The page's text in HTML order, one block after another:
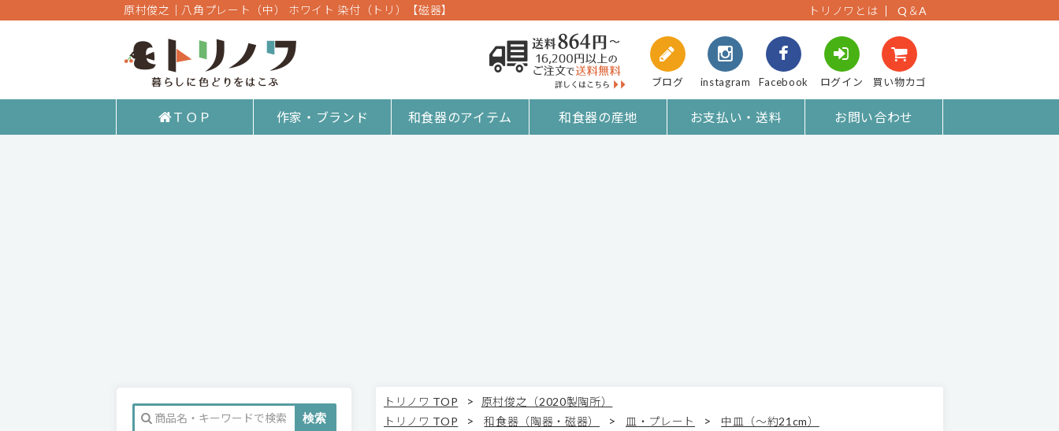
原村俊之│八角プレート（中） ホワイト 染付（トリ）【磁器】 トリノワとは Q＆A
ブログ instagram Facebook ログイン 買い物カゴ
ＴＯＰ 作家・ブランド 和食器のアイテム 和食器の産地 お支払い・送料 お問い合わせ
トリノワ TOP >
原村俊之（2020製陶所）
トリノワ TOP
> 和食器（陶器・磁器） > 皿・プレート >
中皿（～約21cm）